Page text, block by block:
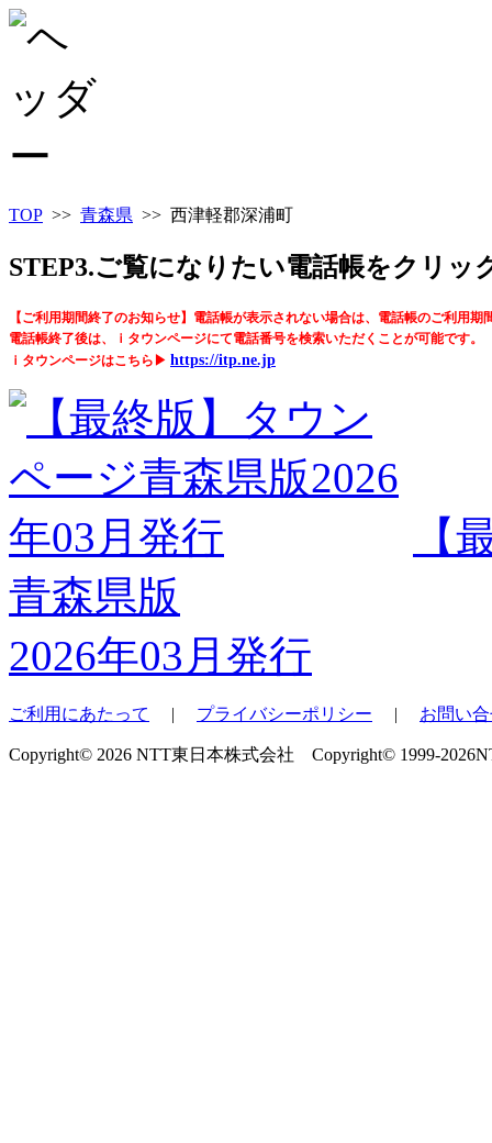
TOP >> 青森県 >> 西津軽郡深浦町
STEP3.ご覧になりたい電話帳をクリッ
【ご利用期間終了のお知らせ】電話帳が表示されない場合は、電話帳のご利用期
電話帳終了後は、ｉタウンページにて電話番号を検索いただくことが可能です。
ｉタウンページはこちら▶ https://itp.ne.jp
【
青森県版
2026年03月発行
ご利用にあたって | プライバシーポリシー | お問い
Copyright© 2026 NTT東日本株式会社 Copyright© 1999-